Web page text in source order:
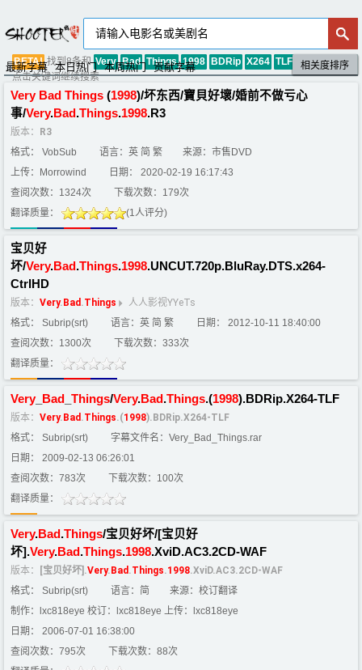
最新字幕 本日热门 本周热门 贡献字幕 默认排序
评分排序
相关度排序
BETA!找到8条和Very Bad Things 1998 BDRip X264 TLF
类似的字幕，
点击关键词继续搜索
Very Bad Things (1998)/坏东西/寶貝好壞/婚前不做亏心
事/Very.Bad .Things.1998.R3
版本：
R3
格式： VobSub
语言：英 简 繁
来源：市售DVD
上传：Morrowind
日期： 2020-02-19 16:17:43
查阅次数：1324次
下载次数：179次
翻译质量：
(1人评分)
宝贝好
坏/Very.Bad .Things.1998.UNCUT.720p.BluRay.DTS.x264-
CtrlHD
版本： Very. Bad.Things
人人影视YYeTs
格式： Subrip(srt)
语言：英 简 繁
日期： 2012-10-11 18:40:00
查阅次数：1300次
下载次数：333次
翻译质量：
Very Bad Things/Very.Bad .Things.(1998).BDRip.X264-TLF
版本： Very. Bad.Things.(1998).BDRip.X264-TLF
格式： Subrip(srt)
字幕文件名：Very_Bad_Things.rar
日期： 2009-02-13 06:26:01
查阅次数：783次
下载次数：100次
翻译质量：
Very.Bad .Things/宝贝好坏/[宝贝好
坏].Very.Bad .Things.1998.XviD.AC3.2CD-WAF
版本： [宝贝好坏].Very. Bad.Things.1998.XviD.AC3.2CD-WAF
格式： Subrip(srt)
语言：简
来源：校订翻译
制作：lxc818eye 校订：lxc818eye 上传：lxc818eye
日期： 2006-07-01 16:38:00
查阅次数：795次
下载次数：88次